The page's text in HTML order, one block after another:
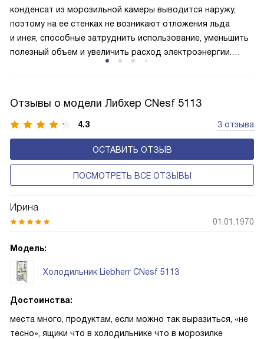
и быстрее происходит охлаждение, затрачивается
меньше электроэнергии.
конденсат из морозильной камеры выводится наружу,
поэтому на ее стенках не возникают отложения льда
и инея, способные затруднить использование, уменьшить
полезный объем и увеличить расход электроэнергии.
Отзывы о модели Либхер CNesf 5113
4.3 3 отзыва
ОСТАВИТЬ ОТЗЫВ
ПОСМОТРЕТЬ ВСЕ ОТЗЫВЫ
Ирина
01.01.1970
Модель:
Холодильник Liebherr CNesf 5113
Достоинства:
места много, продуктам, если можно так выразиться, «не
тесно», ящики что в холодильнике что в морозилке